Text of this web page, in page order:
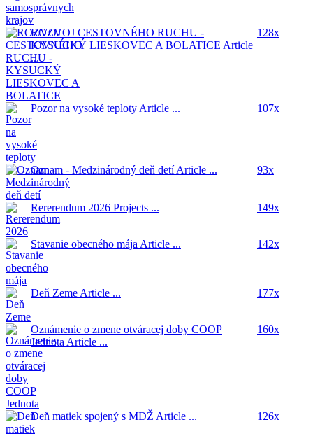
ROZVOJ CESTOVNÉHO RUCHU -
KYSUCKÝ LIESKOVEC A BOLATICE Article
...
128x
Pozor na vysoké teploty Article ... 107x
Oznam - Medzinárodný deň detíArticle ... 93x
Rererendum 2026 Projects ... 149x
Stavanie obecného mája Article ... 142x
Deň Zeme Article ... 177x
Oznámenie o zmene otváracej doby COOP
Jednota Article ...
160x
Deň matiek spojený s MDŽ Article ... 126x